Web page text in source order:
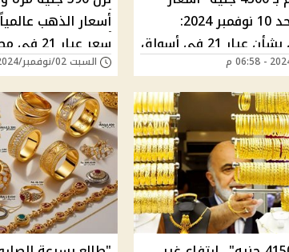
الذهب اليوم الأحد 10 نوفمبر 2024:
مفاجأة للعرسان بشأن عيار 21 في أسواق
أسعار الذهب
سعر عيار 21 في مصر الان "تحديث جديد"
السبت 02/نوفمبر/2024 - 10:24 ص